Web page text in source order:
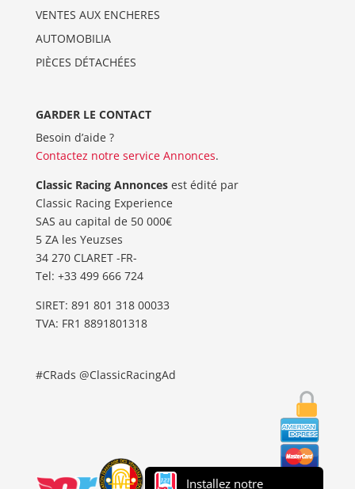
VENTES AUX ENCHERES
AUTOMOBILIA
PIÈCES DÉTACHÉES
GARDER LE CONTACT
Besoin d’aide ?
Contactez notre service Annonces.
Classic Racing Annoncesest édité par
Classic Racing Experience
SAS au capital de 50 000€
5 ZA les Yeuzses
34 270 CLARET -FR-
Tel: ‭+33 499 666 724‬
SIRET: 891 801 318 00033
TVA: FR1 8891801318
#CRads @ClassicRacingAd
Installez notre